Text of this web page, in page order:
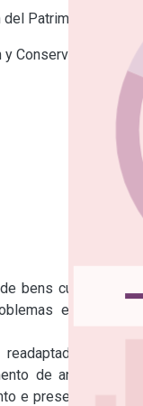
Patrimonio
Conservación
bens culturais
em sua
cuja
de análises
e preservação